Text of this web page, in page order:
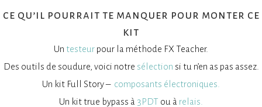
ce qu’il pourrait te manquer pour monter ce
kit
Un testeur pour la méthode FX Teacher.
Des outils de soudure, voici notre sélection si tu n’en as pas assez.
Un kit Full Story – composants électroniques.
Un kit true bypass à 3PDT ou à relais.